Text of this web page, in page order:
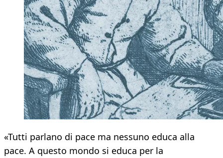
«Tutti parlano di pace ma nessuno educa alla
pace. A questo mondo si educa per la